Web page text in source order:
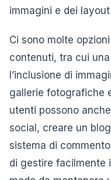
immagini e dei
Ci sono molte
contenuti, tra cui
l’inclusione di
gallerie fotografiche
utenti possono
social, creare un
sistema di
di gestire facilmente